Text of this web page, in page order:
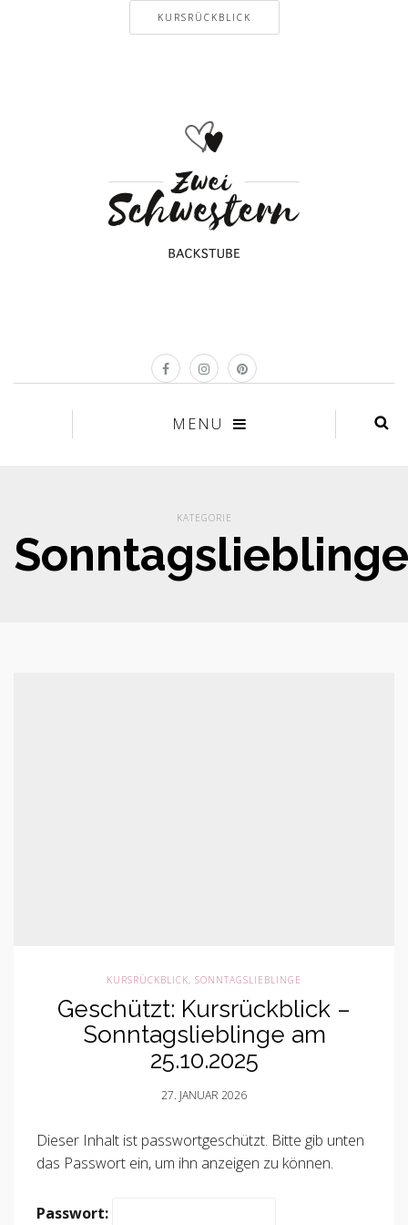
KURSRÜCKBLICK
MENU
KATEGORIE
Sonntagslieblinge
KURSRÜCKBLICK, SONNTAGSLIEBLINGE
Geschützt: Kursrückblick –
Sonntagslieblinge am
25.10.2025
27. JANUAR 2026
Dieser Inhalt ist passwortgeschützt. Bitte gib unten
das Passwort ein, um ihn anzeigen zu können.
Passwort: